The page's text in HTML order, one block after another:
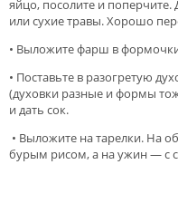
яйцо, посолите и
или сухие травы. Хорошо
• Выложите фарш в
• Поставьте в разогретую
(духовки разные и формы
и дать сок.
• Выложите на тарелки. На
бурым рисом, а на ужин — с